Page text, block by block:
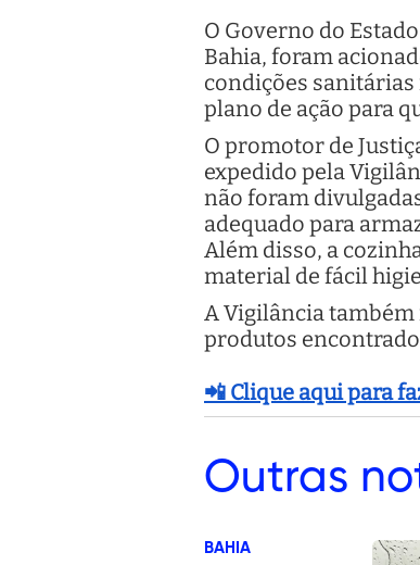
O Governo do
Bahia, foram
condições sanitárias
plano de ação para
O promotor de
expedido pela
não foram
adequado para
Além disso, a
material de fácil
A Vigilância
produtos
📲 Clique aqui para
Outras
BAHIA